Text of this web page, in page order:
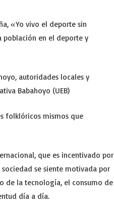
«Yo vivo el deporte sin
población en el deporte y
autoridades locales y
Babahoyo (UEB)
folklóricos mismos que
que es incentivado por
se siente motivada por
de la tecnología, el consumo de
día a día.